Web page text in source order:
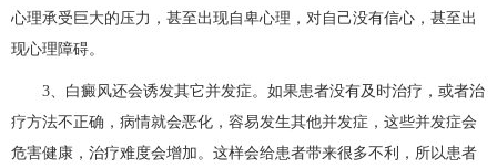
心理承受巨大的压力，甚至出现自卑心理，对自己没有信心，甚至出
现心理障碍。
3、白癜风还会诱发其它并发症。如果患者没有及时治疗，或者治
疗方法不正确，病情就会恶化，容易发生其他并发症，这些并发症会
危害健康，治疗难度会增加。这样会给患者带来很多不利，所以患者